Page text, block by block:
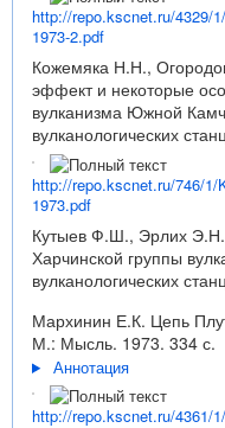
http://repo.kscnet.ru/4329/
1973-2.pdf
Кожемяка Н.Н.,
эффект и некоторые
вулканизма Южной
вулканологических
http://repo.kscnet.ru/746/
1973.pdf
Кутыев Ф.Ш., Эрлих Э.Н.
Харчинской группы
вулканологических
Мархинин Е.К. Цепь
М.: Мысль. 1973. 334 с.
Аннотация
http://repo.kscnet.ru/4361/